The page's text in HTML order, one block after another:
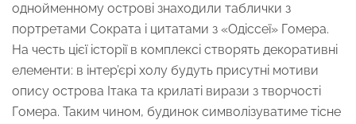
однойменному острові знаходили таблички з
портретами Сократа і цитатами з «Одіссеї» Гомера.
На честь цієї історії в комплексі створять декоративні
елементи: в інтер’єрі холу будуть присутні мотиви
опису острова Ітака та крилаті вирази з творчості
Гомера. Таким чином, будинок символізуватиме тісне